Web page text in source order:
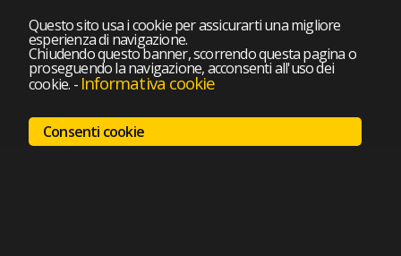
Questo sito usa i cookie per assicurarti una migliore
esperienza di navigazione.
Chiudendo questo banner, scorrendo questa pagina o
proseguendo la navigazione, acconsenti all'uso dei
cookie. - Informativa cookie
Consenti cookie